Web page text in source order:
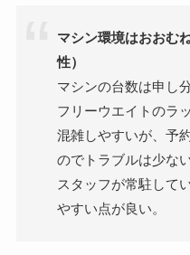
マシン環境はおおむ
性）
マシンの台数は申し
フリーウエイトのラ
混雑しやすいが、予
のでトラブルは少ない
スタッフが常駐して
やすい点が良い。